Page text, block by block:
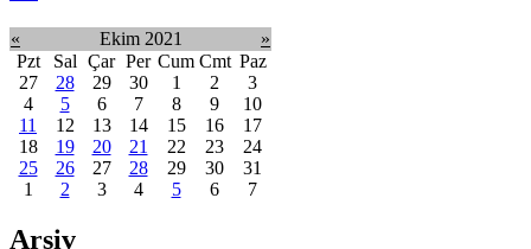
« Ekim 2021
»
Pzt
Sal Çar Per Cum Cmt Paz
27
28 29 30 1 2
3
4
5 6 7 8 9
10
11
12 13 14 15 16
17
18
19 20 21 22 23
24
25
26 27 28 29 30
31
1
2 3 4 5 6 7
Arşiv